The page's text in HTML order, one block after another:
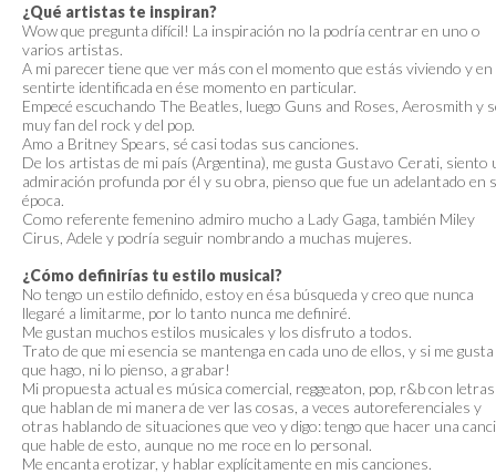
¿Qué artistas te inspiran?
Wow que pregunta difícil! La inspiración no la podría centrar en uno o
varios artistas.
A mi parecer tiene que ver más con el momento que estás viviendo y en
sentirte identificada en ése momento en particular.
Empecé escuchando The Beatles, luego Guns and Roses, Aerosmith y
muy fan del rock y del pop.
Amo a Britney Spears, sé casi todas sus canciones.
De los artistas de mi país (Argentina), me gusta Gustavo Cerati, siento
admiración profunda por él y su obra, pienso que fue un adelantado en
época.
Como referente femenino admiro mucho a Lady Gaga, también Miley
Cirus, Adele y podría seguir nombrando a muchas mujeres.
¿Cómo definirías tu estilo musical?
No tengo un estilo definido, estoy en ésa búsqueda y creo que nunca
llegaré a limitarme, por lo tanto nunca me definiré.
Me gustan muchos estilos musicales y los disfruto a todos.
Trato de que mi esencia se mantenga en cada uno de ellos, y si me
que hago, ni lo pienso, a grabar!
Mi propuesta actual es música comercial, reggeaton, pop, r&b con letras
que hablan de mi manera de ver las cosas, a veces autoreferenciales y
otras hablando de situaciones que veo y digo: tengo que hacer una
que hable de esto, aunque no me roce en lo personal.
Me encanta erotizar, y hablar explícitamente en mis canciones.